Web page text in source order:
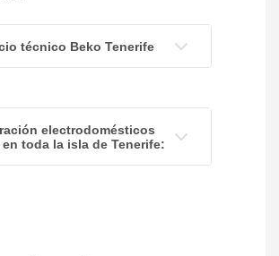
técnico Beko Tenerife
electrodomésticos
en toda la isla de Tenerife: